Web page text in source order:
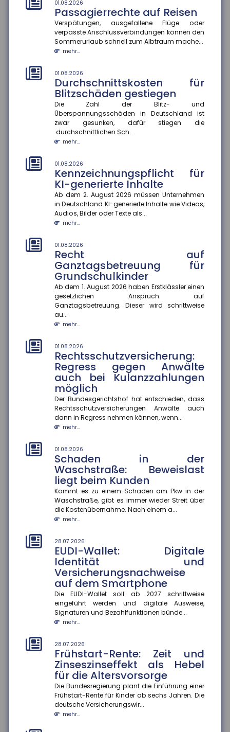
01.08.2026
Passagierrechte auf Reisen
Verspätungen, ausgefallene Flüge oder
verpasste Anschlussverbindungen können den
Sommerurlaub schnell zum Albtraum mache...
mehr...
01.08.2026
Durchschnittskosten für
Blitzschäden gestiegen
Die Zahl der Blitz- und
Überspannungsschäden in Deutschland ist
zwar gesunken, dafür stiegen die
durchschnittlichen Sch...
mehr...
01.08.2026
Kennzeichnungspflicht für
KI-generierte Inhalte
Ab dem 2. August 2026 müssen Unternehmen
in Deutschland KI-generierte Inhalte wie Videos,
Audios, Bilder oder Texte als...
mehr...
01.08.2026
Recht auf
Ganztagsbetreuung für
Grundschulkinder
Ab dem 1. August 2026 haben Erstklässler einen
gesetzlichen Anspruch auf
Ganztagsbetreuung. Dieser wird schrittweise
au...
mehr...
01.08.2026
Rechtsschutzversicherung:
Regress gegen Anwälte
auch bei Kulanzzahlungen
möglich
Der Bundesgerichtshof hat entschieden, dass
Rechtsschutzversicherungen Anwälte auch
dann in Regress nehmen können, wenn...
mehr...
01.08.2026
Schaden in der
Waschstraße: Beweislast
liegt beim Kunden
Kommt es zu einem Schaden am Pkw in der
Waschstraße, gibt es immer wieder Streit über
die Kostenübernahme. Nach einem a...
mehr...
28.07.2026
EUDI-Wallet: Digitale
Identität und
Versicherungsnachweise
auf dem Smartphone
Die EUDI-Wallet soll ab 2027 schrittweise
eingeführt werden und digitale Ausweise,
Signaturen und Bezahlfunktionen bünde...
mehr...
28.07.2026
Frühstart-Rente: Zeit und
Zinseszinseffekt als Hebel
für die Altersvorsorge
Die Bundesregierung plant die Einführung einer
Frühstart-Rente für Kinder ab sechs Jahren. Die
deutsche Versicherungswir...
mehr...
01.08.2026
Rechtsschutzversicherung:
Regress gegen Anwälte auch
bei Kulanzzahlungen möglich
Rechtsschutzversicherungen Anwälte auch dann in
Regress nehmen können, wenn...
mehr...
01.08.2026
Schaden in der Waschstraße:
Beweislast liegt beim Kunden
Kommt es zu einem Schaden am Pkw in der
Kostenübernahme. Nach einem a...
mehr...
28.07.2026
EUDI-Wallet: Digitale Identität
und Versicherungsnachweise
auf dem Smartphone
werden und digitale Ausweise, Signaturen und
Bezahlfunktionen bünde...
mehr...
28.07.2026
Frühstart-Rente: Zeit und
Zinseszinseffekt als Hebel für
die Altersvorsorge
deutsche Versicherungswir...
mehr...
28.07.2026
Flugzeitenänderung:
Mängelansprüche bei
Pauschalreisen
Eine Flugzeitenänderung kann einen Reisemangel
darstellen und zu Mängelansprüchen führen. Das
mehr...
28.07.2026
Fehlvorstellungen über KI: Risiko
für Bildungsungleichheit
Jugendliche korrigieren Fehlvorstellungen über
generative KI nur selten selbst ? das könnte
bestehende Bildungsungleichh...
28.07.2026
Berufliche Mobilität: Immer
mehr Beschäftigte wechseln
den Beruf
Der Anteil der Beschäftigten, die innerhalb eines
Jahres ihren Beruf wechseln, ist zwischen 2013 und
2024 um 13 Prozentp...
mehr...
28.07.2026
Geschlechterspezifische
Mobilität: Wie Umzüge
Karrierechancen beeinflussen
Paare, die umziehen, stehen oft vor der
Herausforderung, berufliche Kompromisse eingehen
zu müssen. Eine aktuelle Studie...
mehr...